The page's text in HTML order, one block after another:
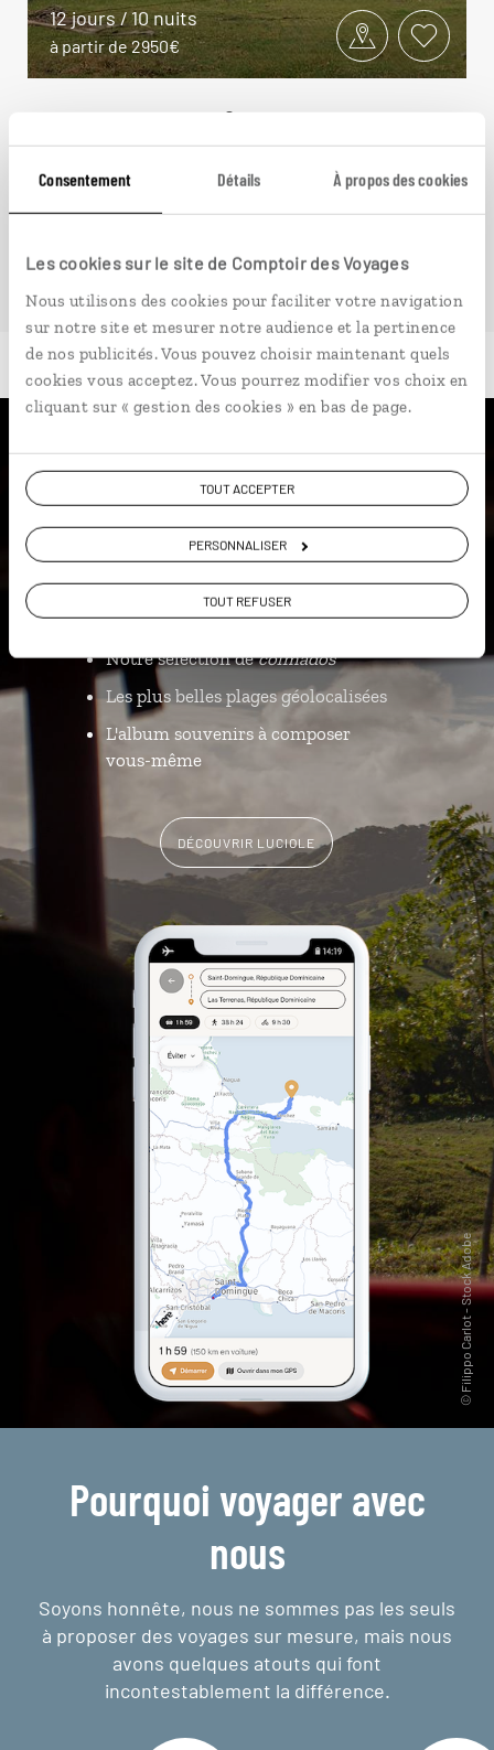
Consentement Détails À propos des cookies
Les cookies sur le site de Comptoir des Voyages
Nous utilisons des cookies pour faciliter votre navigation
sur notre site et mesurer notre audience et la pertinence
de nos publicités. Vous pouvez choisir maintenant quels
cookies vous acceptez. Vous pourrez modifier vos choix en
cliquant sur « gestion des cookies » en bas de page.
TOUT ACCEPTER
PERSONNALISER
TOUT REFUSER
12 jours / 10 nuits
à partir de 2950€
VOIR NOS 5 IDÉES DE VOYAGE EN RÉPUBLIQUE
DOMINICAINE
Luciole,
l'appli qui vous guide en
République Dominicaine
L’itinéraire vers votre
robinsonnade en 1 clic
Notre sélection decolmados
Les plus belles plages géolocalisées
L'album souvenirs à composer
vous-même
DÉCOUVRIR LUCIOLE
Pourquoi voyager avec
nous
Soyons honnête, nous ne sommes pas les seuls
à proposer des voyages sur mesure, mais nous
avons quelques atouts qui font
incontestablement la différence.